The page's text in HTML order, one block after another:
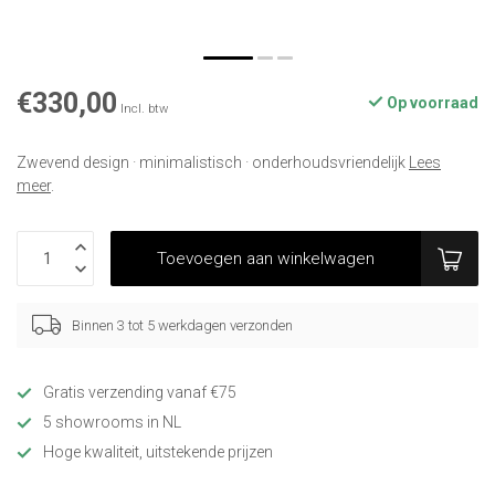
€330,00 Incl. btw Op voorraad
Zwevend design · minimalistisch · onderhoudsvriendelijk
Lees
meer.
Toevoegen aan winkelwagen
Binnen 3 tot 5 werkdagen verzonden
Gratis verzending vanaf €75
5 showrooms in NL
Hoge kwaliteit, uitstekende prijzen